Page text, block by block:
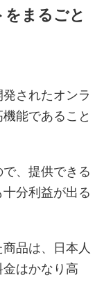
をまるごと
されたオンラ
能であること
、提供できる
分利益が出る
品は、日本人
はかなり高